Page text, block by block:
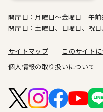
開庁日：月曜日～金曜日 午前
閉庁日：土曜日、日曜日、祝
サイトマップ
このサイト
個人情報の取り扱いについて